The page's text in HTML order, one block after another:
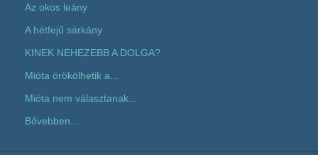
Az okos leány
A hétfejű sárkány
KINEK NEHEZEBB A DOLGA?
Mióta örökölhetik a...
Mióta nem választanak...
Bővebben...